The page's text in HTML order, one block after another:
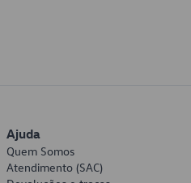
Ajuda
Quem Somos
Atendimento (SAC)